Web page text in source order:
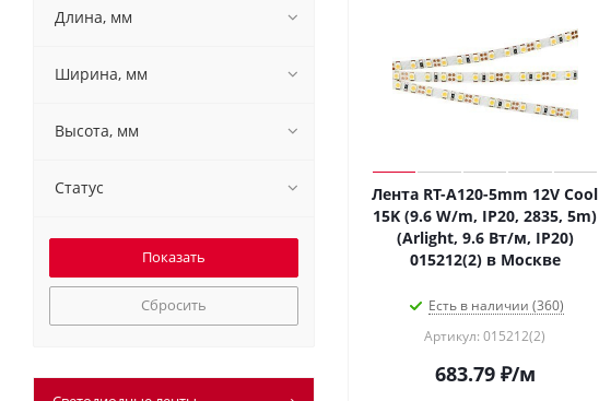
Лента RT-A120-5mm 12V Cool
15K (9.6 W/m, IP20, 2835, 5m)
(Arlight, 9.6 Вт/м, IP20)
015212(2) в Москве
Есть в наличии (360)
Артикул: 015212(2)
683.79₽/м
Yellow Volt | Жёлто-зелёный
Длина, мм
Ширина, мм
Высота, мм
Статус
Сбросить